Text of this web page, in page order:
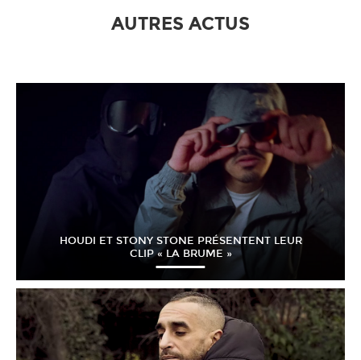
AUTRES ACTUS
HOUDI ET STONY STONE PRÉSENTENT LEUR
CLIP « LA BRUME »